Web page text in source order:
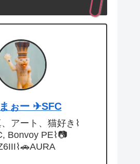
ぉー ✈︎SFC
アート、猫好き⌇
Bonvoy PE⌇📷